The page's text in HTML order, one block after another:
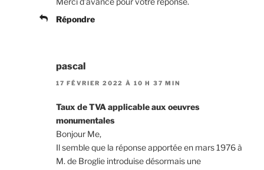
Répondre
pascal
17 FÉVRIER 2022 À 10 H 37 MIN
Taux de TVA applicable aux oeuvres
monumentales
Bonjour Me,
Il semble que la réponse apportée en mars 1976 à
M. de Broglie introduise désormais une